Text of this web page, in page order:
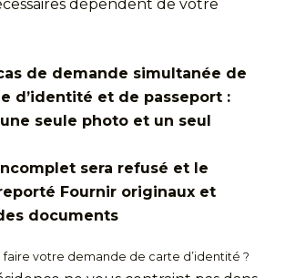
dépendent de votre
de demande simultanée de
d’identité et de passeport :
seule photo et un seul
sera refusé et le
Fournir originaux et
documents
faire votre demande de carte d’identité ?